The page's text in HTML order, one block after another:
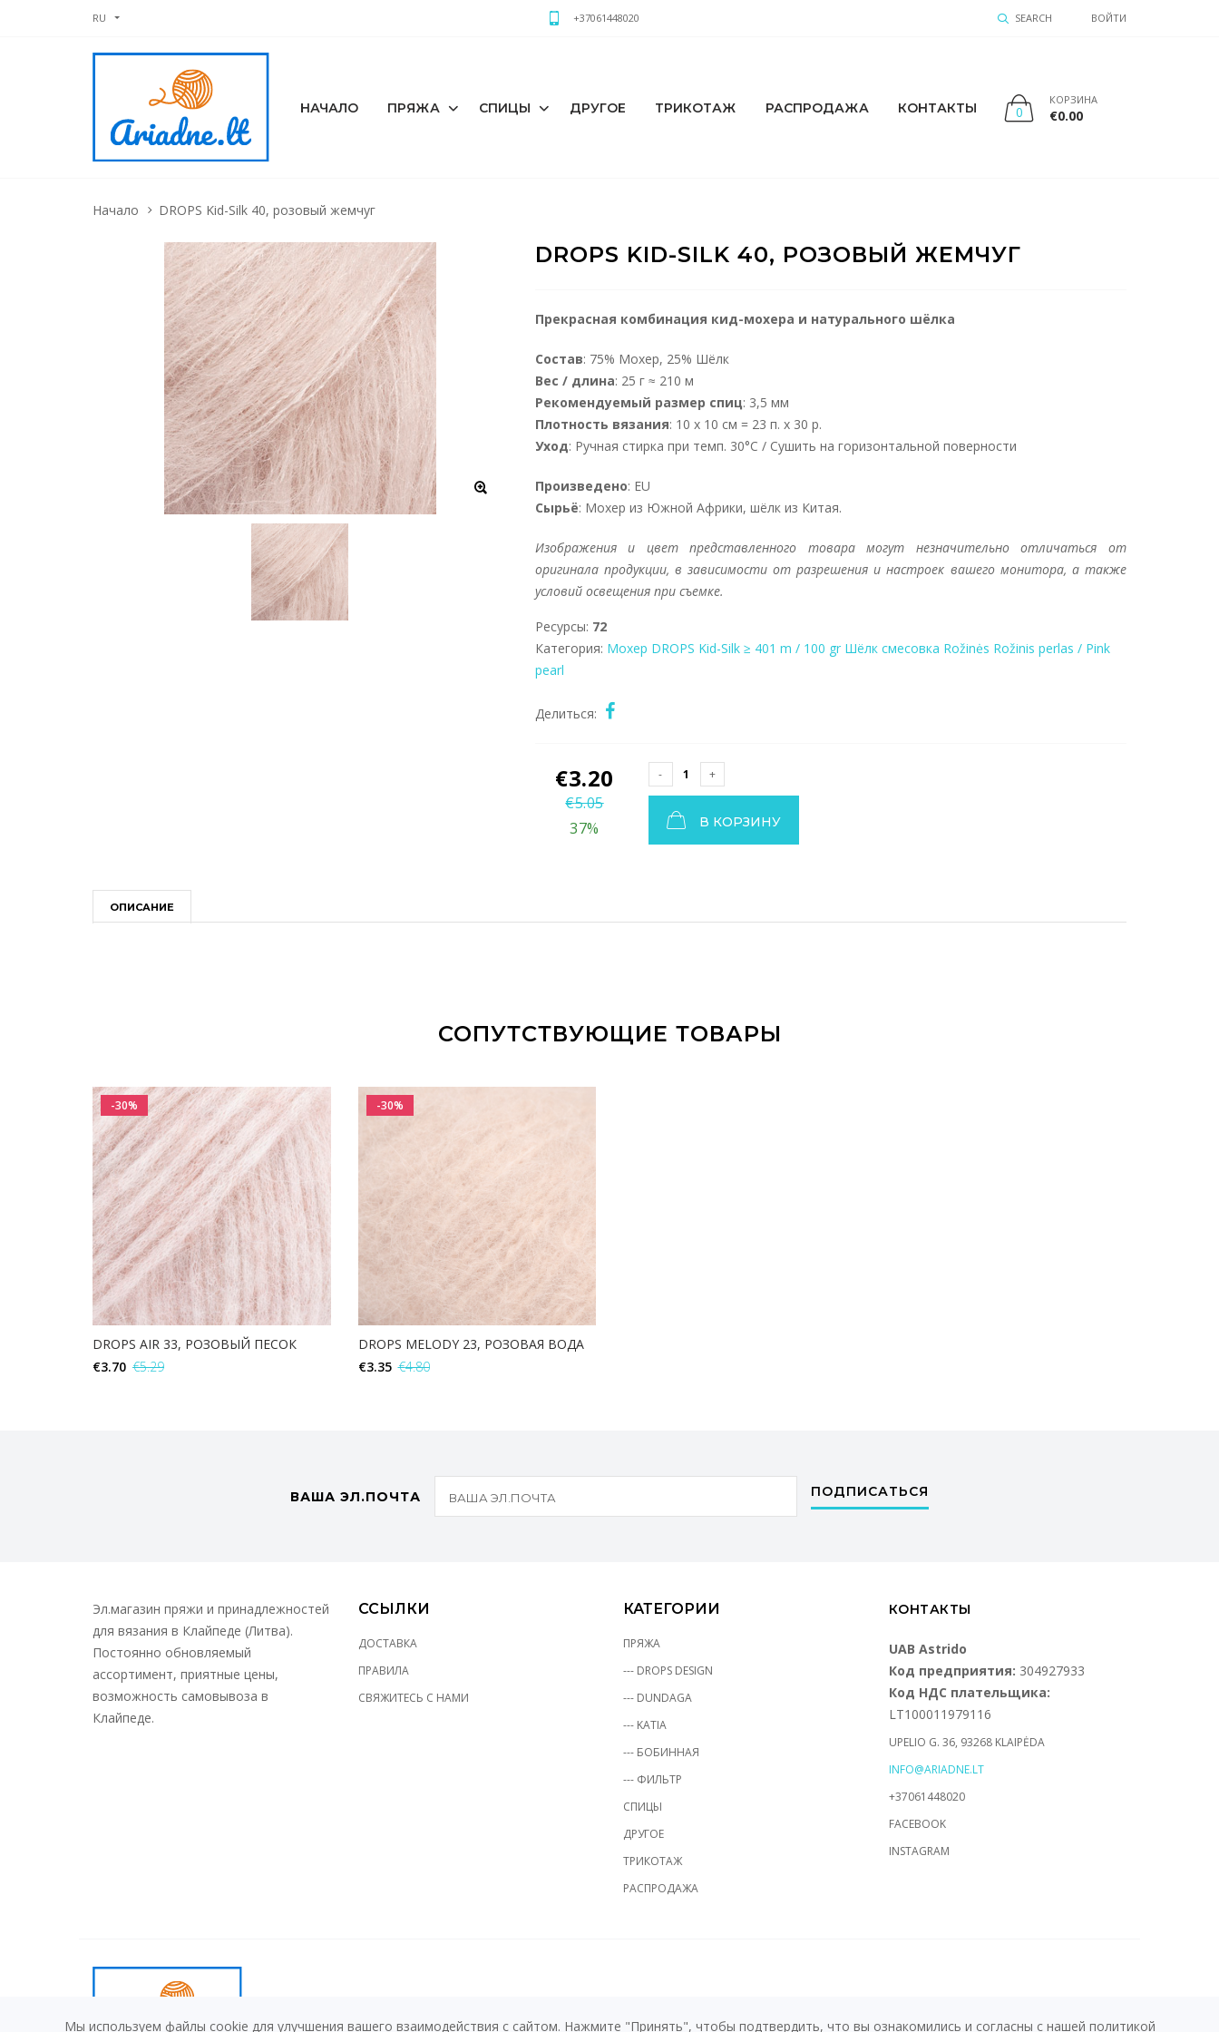
RU +37061448020 SEARCH ВОЙТИ
НАЧАЛО ПРЯЖА СПИЦЫ ДРУГОЕ ТРИКОТАЖ РАСПРОДАЖА КОНТАКТЫ 0
КОРЗИНА
€0.00
Начало DROPS Kid-Silk 40, розовый жемчуг
DROPS KID-SILK 40, РОЗОВЫЙ ЖЕМЧУГ
Прекрасная комбинация кид-мохера и натурального шёлка
Состав: 75% Мохер, 25% Шёлк
Вес / длина: 25 г ≈ 210 м
Рекомендуемый размер спиц: 3,5 мм
Плотность вязания: 10 x 10 см = 23 п. x 30 р.
Уход: Ручная стирка при темп. 30°C / Сушить на горизонтальной поверности
Произведено: EU
Сырьё: Мохер из Южной Африки, шёлк из Китая.
Изображения и цвет представленного товара могут незначительно отличаться от
оригинала продукции, в зависимости от разрешения и настроек вашего монитора, а также
условий освещения при съемке.
Ресурсы: 72
Категория: Мохер DROPS Kid-Silk ≥ 401 m / 100 gr Шёлк смесовка Rožinės Rožinis perlas / Pink
pearl
Делиться:
€3.20
€5.05
37%
В КОРЗИНУ
ОПИСАНИЕ
СОПУТСТВУЮЩИЕ ТОВАРЫ
-30%
DROPS AIR 33, РОЗОВЫЙ ПЕСОК
€3.70 €5.29
-30%
DROPS MELODY 23, РОЗОВАЯ ВОДА
€3.35 €4.80
ВАША ЭЛ.ПОЧТА ПОДПИСАТЬСЯ
Эл.магазин пряжи и принадлежностей
для вязания в Клайпеде (Литва).
Постоянно обновляемый
ассортимент, приятные цены,
возможность самовывоза в
Клайпеде.
ССЫЛКИ
ДОСТАВКА
ПРАВИЛА
СВЯЖИТЕСЬ С НАМИ
КАТЕГОРИИ
ПРЯЖА
--- DROPS DESIGN
--- DUNDAGA
--- KATIA
--- БОБИННАЯ
--- ФИЛЬТР
СПИЦЫ
ДРУГОЕ
ТРИКОТАЖ
РАСПРОДАЖА
КОНТАКТЫ
UAB Astrido
Код предприятия: 304927933
Код НДС плательщика:
LT100011979116
UPELIO G. 36, 93268 KLAIPĖDA
INFO@ARIADNE.LT
+37061448020
FACEBOOK
INSTAGRAM
Мы используем файлы cookie для улучшения вашего взаимодействия с сайтом. Нажмите "Принять", чтобы подтвердить, что вы ознакомились и согласны с нашей политикой